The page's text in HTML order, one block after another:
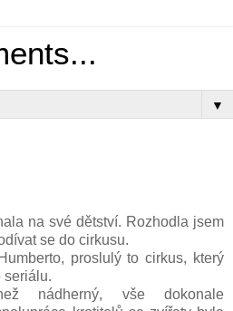
▼
na své dětství. Rozhodla jsem
se do cirkusu.
proslulý to cirkus, který
seriálu.
nádherný, vše dokonale